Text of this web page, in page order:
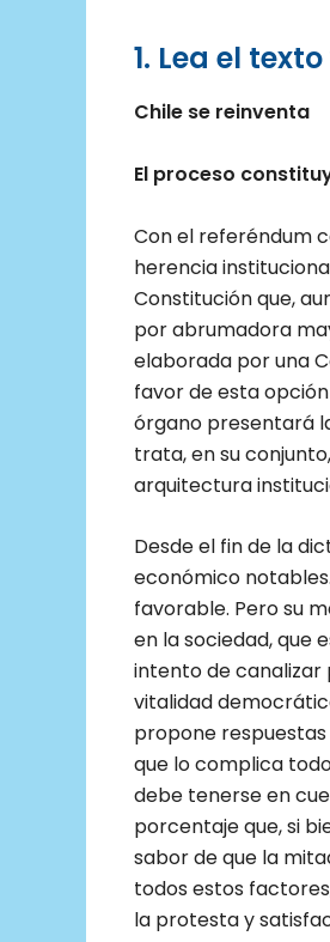
1. Lea el
Chile se reinventa
El proceso
Con el referéndum
herencia
Constitución que,
por abrumadora
elaborada por una
favor de esta
órgano presentará
trata, en su
arquitectura
Desde el fin de la
económico
favorable. Pero su
en la sociedad, que
intento de canalizar
vitalidad
propone
que lo complica
debe tenerse en
porcentaje que, si
sabor de que la
todos estos
la protesta y